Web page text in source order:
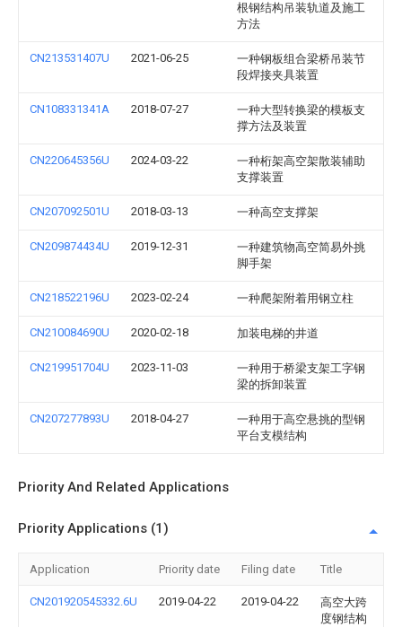
根钢结构吊装轨道及施工
方法
CN213531407U 2021-06-25
一种钢板组合梁桥吊装节
段焊接夹具装置
CN108331341A 2018-07-27
一种大型转换梁的模板支
撑方法及装置
CN220645356U 2024-03-22
一种桁架高空架散装辅助
支撑装置
CN207092501U 2018-03-13 一种高空支撑架
CN209874434U 2019-12-31
一种建筑物高空简易外挑
脚手架
CN218522196U 2023-02-24 一种爬架附着用钢立柱
CN210084690U 2020-02-18 加装电梯的井道
CN219951704U 2023-11-03
一种用于桥梁支架工字钢
梁的拆卸装置
CN207277893U 2018-04-27
一种用于高空悬挑的型钢
平台支模结构
Priority And Related Applications
Priority Applications (1)
Application Priority date Filing date Title
CN201920545332.6U 2019-04-22 2019-04-22
高空大跨
度钢结构